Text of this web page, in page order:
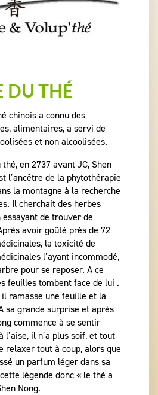
DU THÉ
chinois a connu des
alimentaires, a servi de
et non alcoolisées.
en 2737 avant JC, Shen
l’ancêtre de la phytothérapie
la montagne à la recherche
Il cherchait des herbes
de trouver de
avoir goûté près de 72
la toxicité de
l’ayant incommodé,
pour se reposer. A ce
feuilles tombent face de lui .
il ramasse une feuille et la
sa grande surprise et après
commence à se sentir
l’aise, il n’a plus soif, et tout
relaxer tout à coup, alors que
un parfum léger dans sa
légende donc « le thé a
Nong.